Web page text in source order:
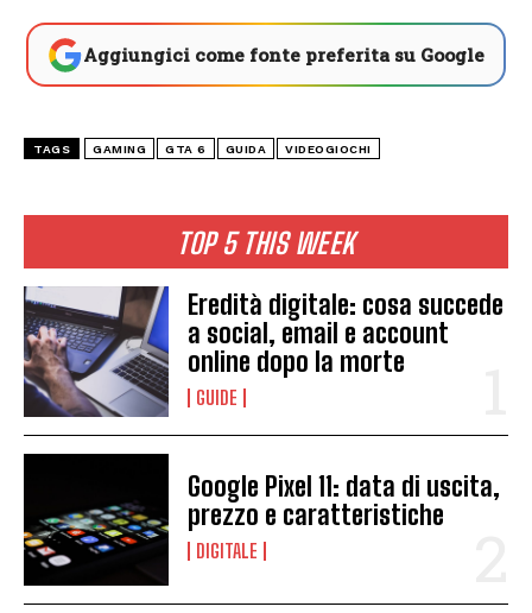
TOP 5 THIS WEEK
Eredità digitale: cosa succede
a social, email e account
online dopo la morte
GUIDE
Google Pixel 11: data di uscita,
prezzo e caratteristiche
DIGITALE
Aggiungici come fonte preferita su Google
TAGS GAMING GTA 6 GUIDA VIDEOGIOCHI